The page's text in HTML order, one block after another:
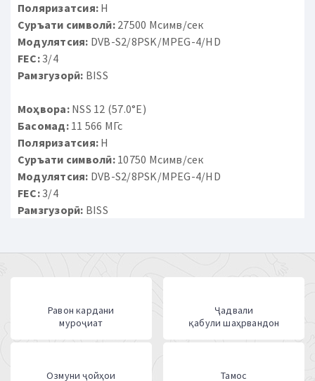
Поляризатсия: H
Суръати символӣ:27500 Мсимв/сек
Модулятсия: DVB-S2/8PSK/MPEG-4/HD
FEC:3/4
Рамзгузорӣ: BISS
Моҳвора:NSS 12 (57.0°E)
Басомад:11 566 МГс
Поляризатсия: H
Суръати символӣ:10750 Мсимв/сек
Модулятсия: DVB-S2/8PSK/MPEG-4/HD
FEC:3/4
Рамзгузорӣ: BISS
Равон кардани
муроҷиат
Ҷадвали
қабули шаҳрвандон
Озмуни ҷойҳои Тамос